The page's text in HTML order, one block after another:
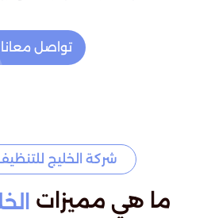
تواصل معانا
شركة الخليج
ما هي مميزات